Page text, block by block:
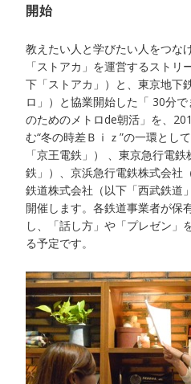
開始
教えたい人と学びたい人をつな
「ストアカ」を運営するスト
下「ストアカ」）と、東京地下
ロ」）と協業開始した「 30分
のためのメトロde朝活」を、
む“冬の時差Ｂｉｚ”の一環とし
「京王電鉄」） 、東京急行電
鉄」）、京浜急行電鉄株式会社
鉄道株式会社（以下「西武鉄道
開催します。各鉄道事業者が保
し、「話し方」や「プレゼン」
る予定です。